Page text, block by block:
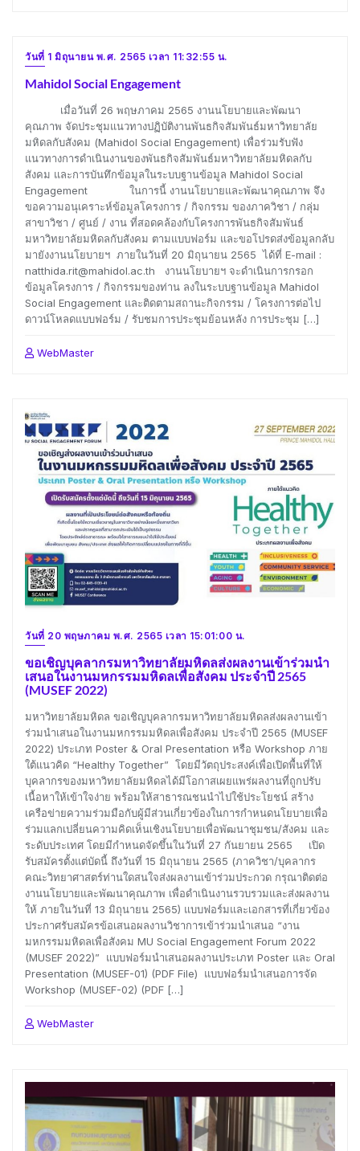
วันที่ 1 มิถุนายน พ.ศ. 2565 เวลา 11:32:55 น.
Mahidol Social Engagement
เมื่อวันที่ 26 พฤษภาคม 2565 งานนโยบายและพัฒนา
คุณภาพ จัดประชุมแนวทางปฏิบัติงานพันธกิจสัมพันธ์มหาวิทยาลัย
มหิดลกับสังคม (Mahidol Social Engagement) เพื่อร่วมรับฟัง
แนวทางการดำเนินงานของพันธกิจสัมพันธ์มหาวิทยาลัยมหิดลกับ
สังคม และการบันทึกข้อมูลในระบบฐานข้อมูล Mahidol Social
Engagement ในการนี้ งานนโยบายและพัฒนาคุณภาพ จึง
ขอความอนุเคราะห์ข้อมูลโครงการ / กิจกรรม ของภาควิชา / กลุ่ม
สาขาวิชา / ศูนย์ / งาน ที่สอดคล้องกับโครงการพันธกิจสัมพันธ์
มหาวิทยาลัยมหิดลกับสังคม ตามแบบฟอร์ม และขอโปรดส่งข้อมูลกลับ
มายังงานนโยบายฯ ภายในวันที่ 20 มิถุนายน 2565 ได้ที่ E-mail :
natthida.rit@mahidol.ac.th งานนโยบายฯ จะดำเนินการกรอก
ข้อมูลโครงการ / กิจกรรมของท่าน ลงในระบบฐานข้อมูล Mahidol
Social Engagement และติดตามสถานะกิจกรรม / โครงการต่อไป
ดาวน์โหลดแบบฟอร์ม / รับชมการประชุมย้อนหลัง การประชุม […]
WebMaster
วันที่ 20 พฤษภาคม พ.ศ. 2565 เวลา 15:01:00 น.
ขอเชิญบุคลากรมหาวิทยาลัยมหิดลส่งผลงานเข้าร่วมนำ
เสนอในงานมหกรรมมหิดลเพื่อสังคม ประจำปี 2565
(MUSEF 2022)
มหาวิทยาลัยมหิดล ขอเชิญบุคลากรมหาวิทยาลัยมหิดลส่งผลงานเข้า
ร่วมนำเสนอในงานมหกรรมมหิดลเพื่อสังคม ประจำปี 2565 (MUSEF
2022) ประเภท Poster & Oral Presentation หรือ Workshop ภาย
ใต้แนวคิด “Healthy Together” โดยมีวัตถุประสงค์เพื่อเปิดพื้นที่ให้
บุคลากรของมหาวิทยาลัยมหิดลได้มีโอกาสเผยแพร่ผลงานที่ถูกปรับ
เนื้อหาให้เข้าใจง่าย พร้อมให้สาธารณชนนำไปใช้ประโยชน์ สร้าง
เครือข่ายความร่วมมือกับผู้มีส่วนเกี่ยวข้องในการกำหนดนโยบายเพื่อ
ร่วมแลกเปลี่ยนความคิดเห็นเชิงนโยบายเพื่อพัฒนาชุมชน/สังคม และ
ระดับประเทศ โดยมีกำหนดจัดขึ้นในวันที่ 27 กันยายน 2565 เปิด
รับสมัครตั้งแต่บัดนี้ ถึงวันที่ 15 มิถุนายน 2565 (ภาควิชา/บุคลากร
คณะวิทยาศาสตร์ท่านใดสนใจส่งผลงานเข้าร่วมประกวด กรุณาติดต่อ
งานนโยบายและพัฒนาคุณภาพ เพื่อดำเนินงานรวบรวมและส่งผลงาน
ให้ ภายในวันที่ 13 มิถุนายน 2565) แบบฟอร์มและเอกสารที่เกี่ยวข้อง
ประกาศรับสมัครข้อเสนอผลงานวิชาการเข้าร่วมนำเสนอ “งาน
มหกรรมมหิดลเพื่อสังคม MU Social Engagement Forum 2022
(MUSEF 2022)” แบบฟอร์มนำเสนอผลงานประเภท Poster และ Oral
Presentation (MUSEF-01) (PDF File) แบบฟอร์มนำเสนอการจัด
Workshop (MUSEF-02) (PDF […]
WebMaster